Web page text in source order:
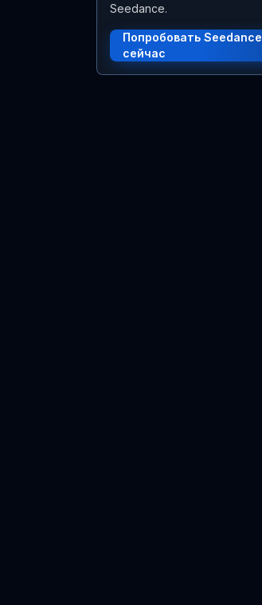
Seedance.
Попробовать Seedance
сейчас